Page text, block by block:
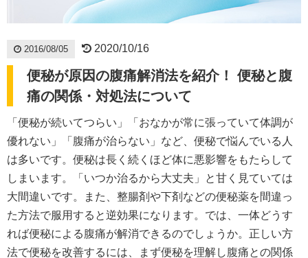
2016/08/05 2020/10/16
便秘が原因の腹痛解消法を紹介！ 便秘と腹
痛の関係・対処法について
「便秘が続いてつらい」「おなかが常に張っていて体調が
優れない」「腹痛が治らない」など、便秘で悩んでいる人
は多いです。便秘は長く続くほど体に悪影響をもたらして
しまいます。「いつか治るから大丈夫」と甘く見ていては
大間違いです。また、整腸剤や下剤などの便秘薬を間違っ
た方法で服用すると逆効果になります。では、一体どうす
れば便秘による腹痛が解消できるのでしょうか。正しい方
法で便秘を改善するには、まず便秘を理解し腹痛との関係